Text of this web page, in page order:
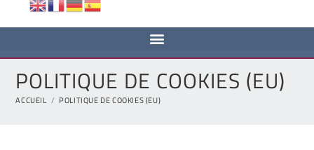
POLITIQUE DE COOKIES (EU)
ACCUEIL / POLITIQUE DE COOKIES (EU)